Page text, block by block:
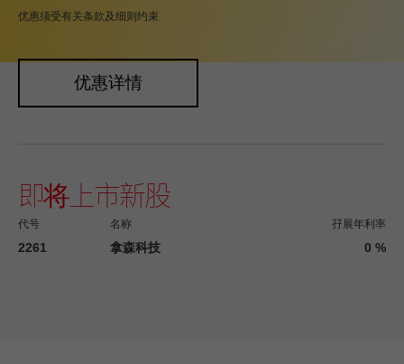
优惠须受有关条款及细则约束
优惠详情
即将上市新股
代号 名称 孖展年利率
2261 拿森科技 0 %